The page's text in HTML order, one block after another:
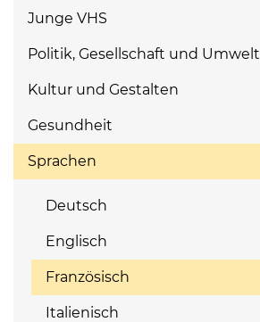
Junge VHS
Politik, Gesellschaft und Umwelt
Kultur und Gestalten
Gesundheit
Sprachen
Deutsch
Englisch
Französisch
Italienisch